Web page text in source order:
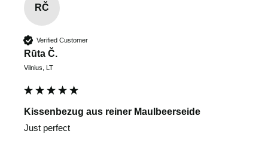
RČ
Verified Customer
Rūta Č.
Vilnius, LT
Kissenbezug aus reiner Maulbeerseide
Just perfect